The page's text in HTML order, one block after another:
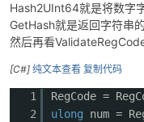
Hash2UInt64就是将数字
GetHash就是返回字符串
然后再看ValidateRegCode
[C#] 纯文本查看 复制代码
1
2
RegCode =
ulong
num =